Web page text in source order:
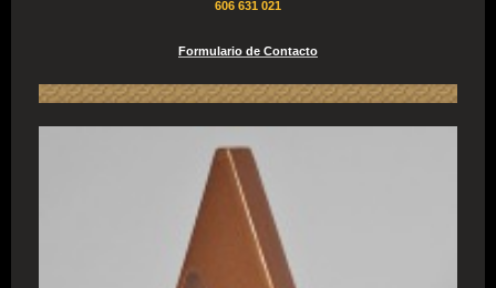
606 631 021
Formulario de Contacto